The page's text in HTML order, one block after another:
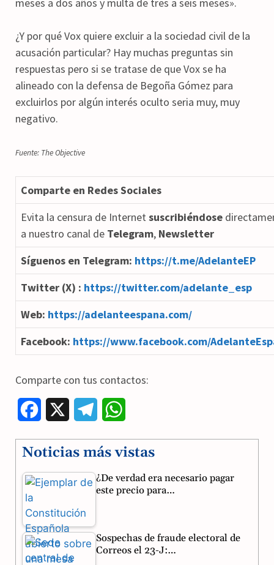
¿Y por qué Vox quiere excluir a la sociedad civil de la
acusación particular? Hay muchas preguntas sin
respuestas pero si se tratase de que Vox se ha
alineado con la defensa de Begoña Gómez para
excluirlos por algún interés oculto seria muy, muy
negativo.
Fuente: The Objective
Comparte en Redes Sociales
Evita la censura de Internet suscribiéndose
a nuestro canal de Telegram, Newsletter
Síguenos en Telegram: https://t.me/AdelanteEP
Twitter (X) : https://twitter.com/adelante_esp
Web: https://adelanteespana.com/
Facebook: https://www.facebook.com/
Comparte con tus contactos:
c
e
o
o
l
e
a
a
t
p
Noticias más vistas
¿De verdad era necesario pagar
este precio para…
Sospechas de fraude electoral de
Correos el 23-J:…